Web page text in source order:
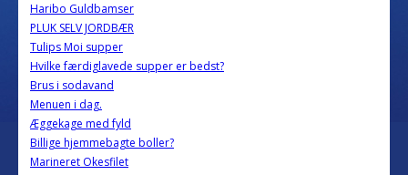
Haribo Guldbamser
PLUK SELV JORDBÆR
Tulips Moi supper
Hvilke færdiglavede supper er bedst?
Brus i sodavand
Menuen i dag.
Æggekage med fyld
Billige hjemmebagte boller?
Marineret Okesfilet